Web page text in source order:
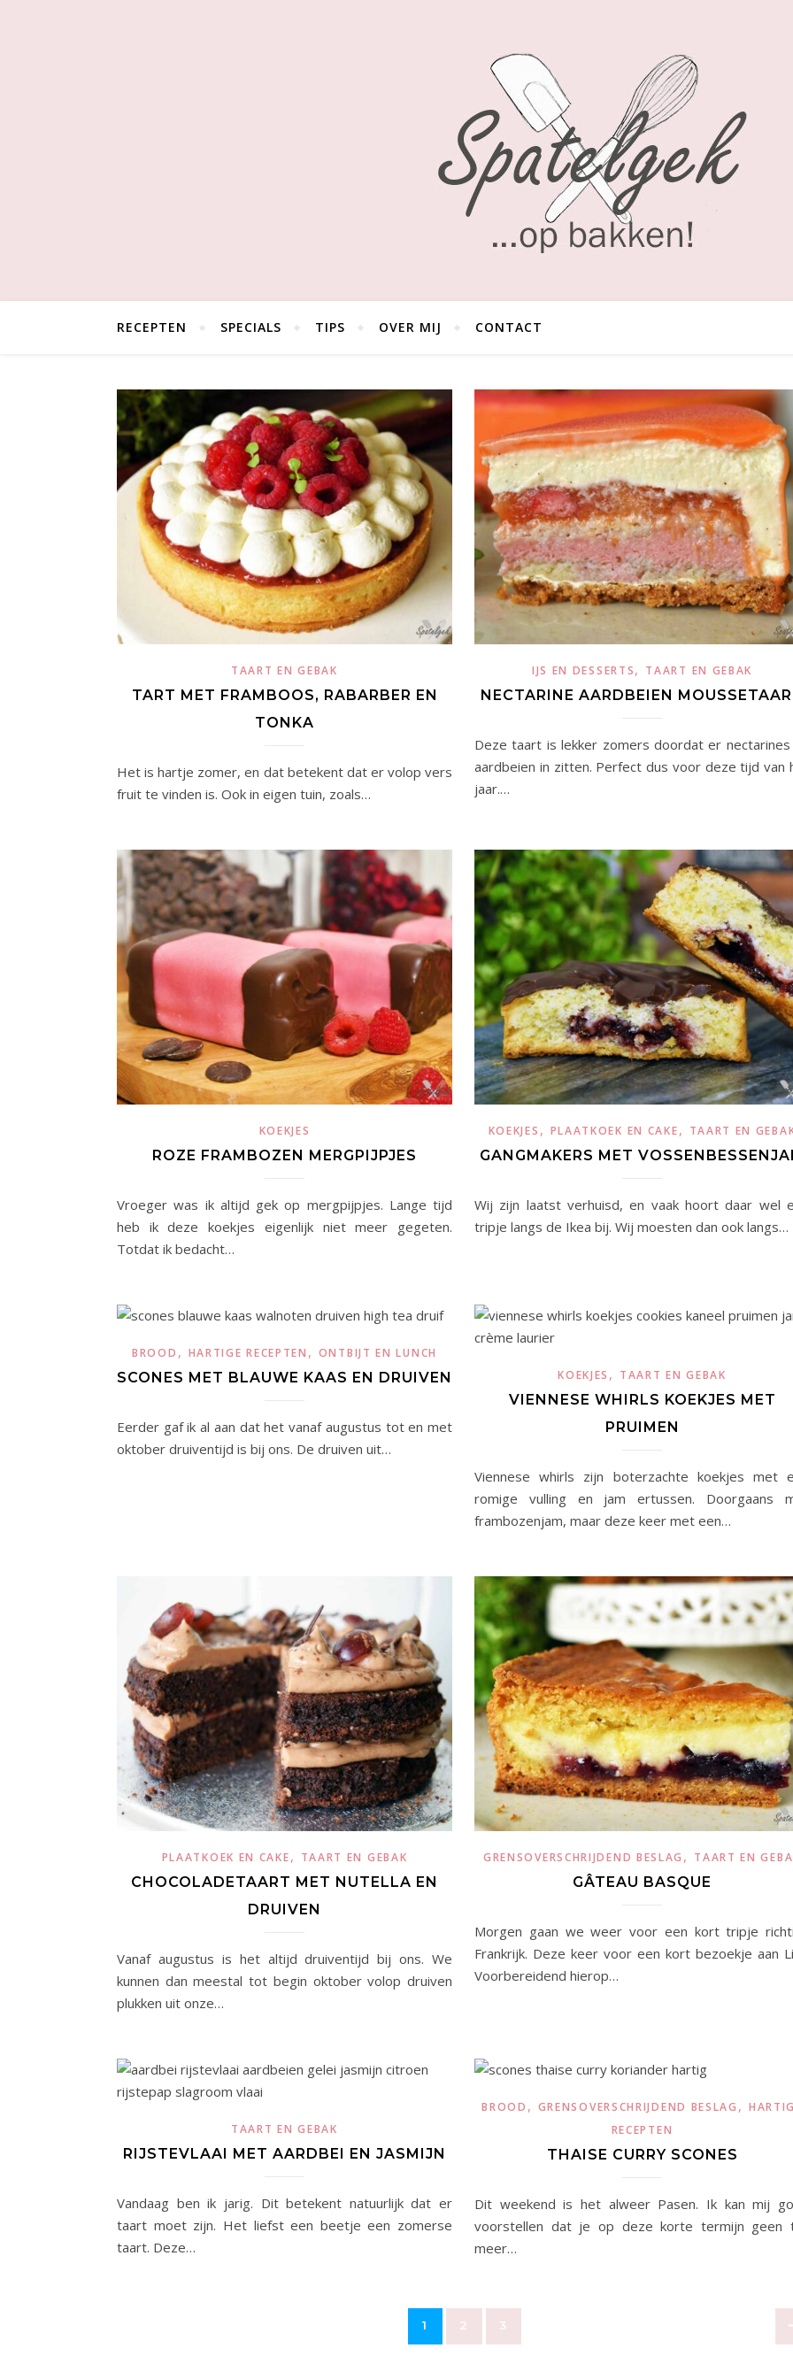
RECEPTEN SPECIALS TIPS OVER MIJ CONTACT
TAART EN GEBAK
TART MET FRAMBOOS, RABARBER EN
TONKA
Het is hartje zomer, en dat betekent dat er volop vers
fruit te vinden is. Ook in eigen tuin, zoals…
IJS EN DESSERTS, TAART EN GEBAK
NECTARINE AARDBEIEN
Deze taart is lekker zomers doordat er nectarines
aardbeien in zitten. Perfect dus voor deze tijd van
jaar.…
KOEKJES
ROZE FRAMBOZEN MERGPIJPJES
Vroeger was ik altijd gek op mergpijpjes. Lange tijd
heb ik deze koekjes eigenlijk niet meer gegeten.
Totdat ik bedacht…
KOEKJES , PLAATKOEK EN CAKE, TAART EN
GANGMAKERS MET
Wij zijn laatst verhuisd, en vaak hoort daar wel
tripje langs de Ikea bij. Wij moesten dan ook langs…
BROOD , HARTIGE RECEPTEN , ONTBIJT EN LUNCH
SCONES MET BLAUWE KAAS EN DRUIVEN
Eerder gaf ik al aan dat het vanaf augustus tot en met
oktober druiventijd is bij ons. De druiven uit…
KOEKJES , TAART EN GEBAK
VIENNESE WHIRLS KOEKJES MET
PRUIMEN
Viennese whirls zijn boterzachte koekjes met
romige vulling en jam ertussen. Doorgaans
frambozenjam, maar deze keer met een…
PLAATKOEK EN CAKE, TAART EN GEBAK
CHOCOLADETAART MET NUTELLA EN
DRUIVEN
Vanaf augustus is het altijd druiventijd bij ons. We
kunnen dan meestal tot begin oktober volop druiven
plukken uit onze…
GRENSOVERSCHRIJDEND BESLAG , TAART EN
GÂTEAU BASQUE
Morgen gaan we weer voor een kort tripje
Frankrijk. Deze keer voor een kort bezoekje aan
Voorbereidend hierop…
TAART EN GEBAK
RIJSTEVLAAI MET AARDBEI EN JASMIJN
Vandaag ben ik jarig. Dit betekent natuurlijk dat er
taart moet zijn. Het liefst een beetje een zomerse
taart. Deze…
BROOD , GRENSOVERSCHRIJDEND BESLAG ,
RECEPTEN
THAISE CURRY SCONES
Dit weekend is het alweer Pasen. Ik kan mij
voorstellen dat je op deze korte termijn geen
meer…
1 2 3